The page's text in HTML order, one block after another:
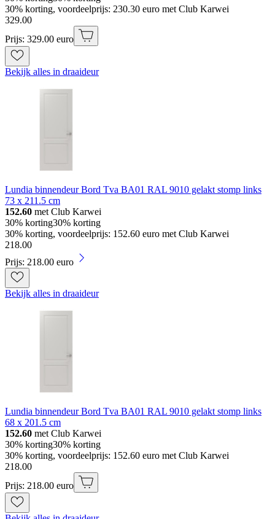
30% korting, voordeelprijs: 230.30 euro met Club Karwei
329.00
Prijs: 329.00 euro
Bekijk alles in draaideur
Lundia binnendeur Bord Tva BA01 RAL 9010 gelakt stomp links
73 x 211.5 cm
152.60 met Club Karwei
30% korting30% korting
30% korting, voordeelprijs: 152.60 euro met Club Karwei
218.00
Prijs: 218.00 euro
Bekijk alles in draaideur
Lundia binnendeur Bord Tva BA01 RAL 9010 gelakt stomp links
68 x 201.5 cm
152.60 met Club Karwei
30% korting30% korting
30% korting, voordeelprijs: 152.60 euro met Club Karwei
218.00
Prijs: 218.00 euro